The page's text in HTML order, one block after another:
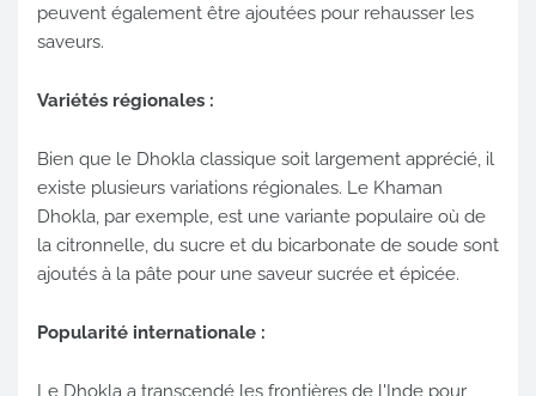
peuvent également être ajoutées pour rehausser les
saveurs.
Variétés régionales :
Bien que le Dhokla classique soit largement apprécié, il
existe plusieurs variations régionales. Le Khaman
Dhokla, par exemple, est une variante populaire où de
la citronnelle, du sucre et du bicarbonate de soude sont
ajoutés à la pâte pour une saveur sucrée et épicée.
Popularité internationale :
Le Dhokla a transcendé les frontières de l'Inde pour